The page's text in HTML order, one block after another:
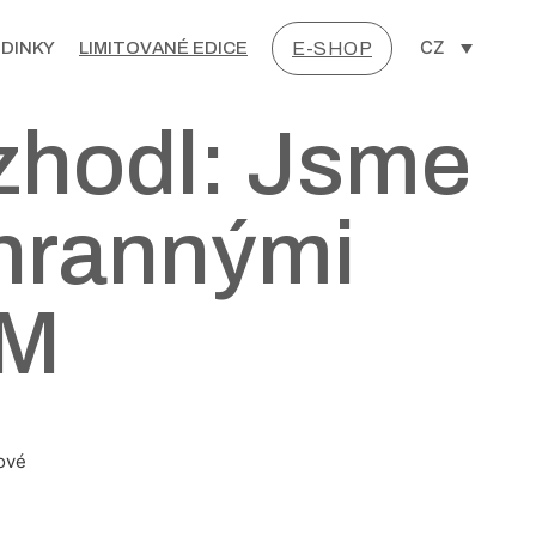
LIMITOVANÉ EDICE E-SHOP CZ
Jsme